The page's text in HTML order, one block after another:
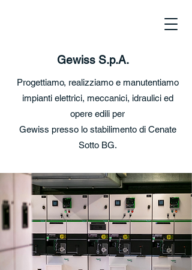
Gewiss S.p.A.
Progettiamo, realizziamo e manutentiamo
impianti elettrici, meccanici, idraulici ed
opere edili per
Gewiss presso lo stabilimento di Cenate
Sotto BG.